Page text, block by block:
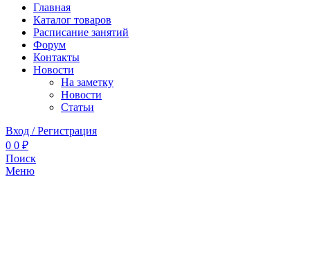
Главная
Каталог товаров
Расписание занятий
Форум
Контакты
Новости
На заметку
Новости
Статьи
Вход / Регистрация
0 0 ₽
Поиск
Меню